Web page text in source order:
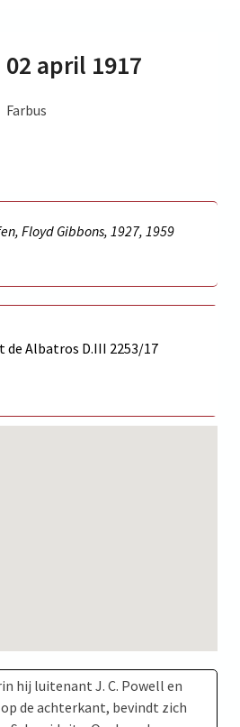
02 april 1917
Farbus
Floyd Gibbons, 1927, 1959
de Albatros D.III 2253/17
hij luitenant J. C. Powell en
de achterkant, bevindt zich